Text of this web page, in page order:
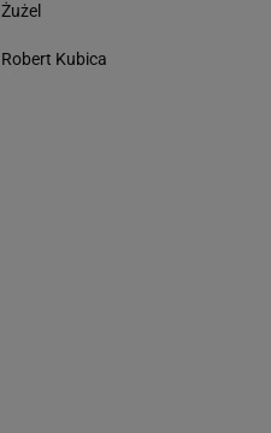
Żużel
Robert Kubica